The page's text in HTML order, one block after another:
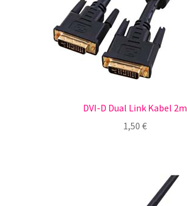
DVI-D Dual Link Kabel 2m
1,50 €